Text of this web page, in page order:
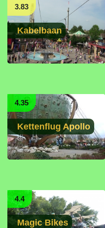
3.83
Kabelbaan
4.35
Kettenflug Apollo
4.4
Magic Bikes